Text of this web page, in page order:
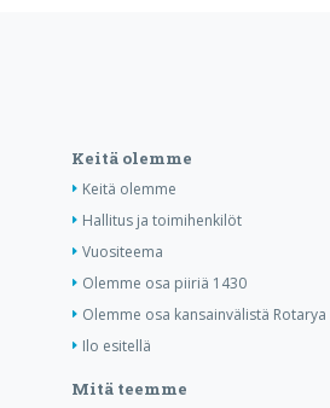
Keitä olemme
Keitä olemme
Hallitus ja toimihenkilöt
Vuositeema
Olemme osa piiriä 1430
Olemme osa kansainvälistä Rotarya
Ilo esitellä
Mitä teemme